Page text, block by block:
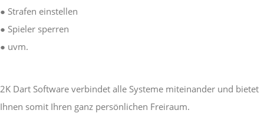
● Strafen einstellen
● Spieler sperren
● uvm.
2K Dart Software verbindet alle Systeme miteinander und bietet
Ihnen somit Ihren ganz persönlichen Freiraum.